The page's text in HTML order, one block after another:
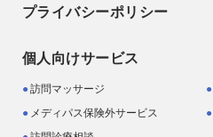
プライバシーポリシー
個人向けサービス
訪問マッサージ
メディパス保険外サービス